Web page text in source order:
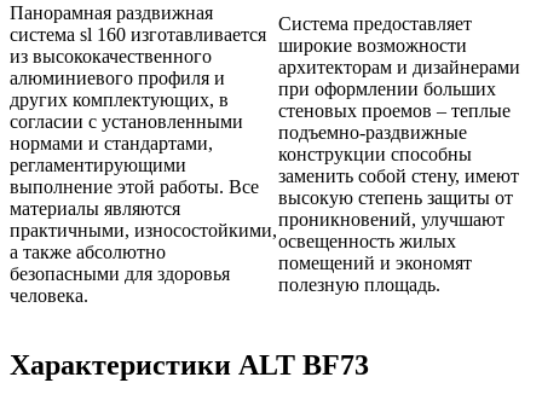
Панорамная раздвижная
система sl 160 изготавливается
из высококачественного
алюминиевого профиля и
других комплектующих, в
согласии с установленными
нормами и стандартами,
регламентирующими
выполнение этой работы. Все
материалы являются
практичными, износостойкими,
а также абсолютно
безопасными для здоровья
человека.
Система предоставляет
широкие возможности
архитекторам и дизайнерами
при оформлении больших
стеновых проемов – теплые
подъемно-раздвижные
конструкции способны
заменить собой стену, имеют
высокую степень защиты от
проникновений, улучшают
освещенность жилых
помещений и экономят
полезную площадь.
Характеристики ALT BF73